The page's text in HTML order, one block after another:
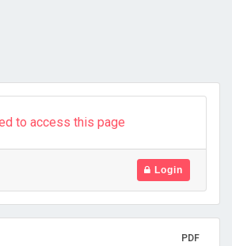
to access this page
Login
PDF